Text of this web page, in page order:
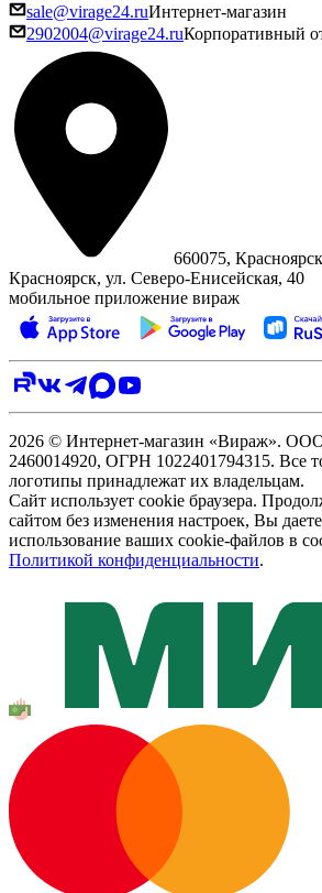
sale@virage24.ruИнтернет-магазин
2902004@virage24.ruКорпоративный
660075,
Красноярск, ул. Северо‑Енисейская, 40
мобильное приложение вираж
2026 © Интернет-магазин «Вираж».
2460014920, ОГРН 1022401794315. Все
логотипы принадлежат их владельцам.
Сайт использует cookie браузера.
сайтом без изменения настроек, Вы
использование ваших cookie-файлов в
Политикой конфиденциальности.